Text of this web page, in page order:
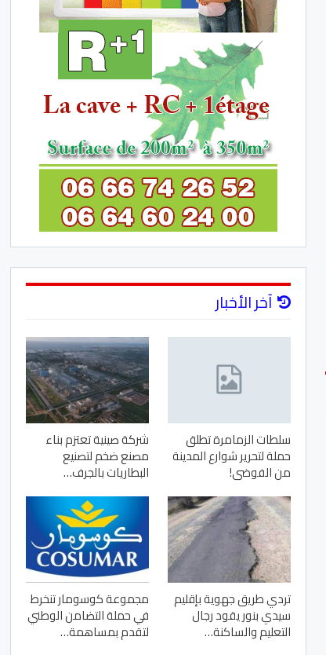
آخر الأخبار
سلطات الزمامرة تطلق
حملة لتحرير شوارع المدينة
من الفوضى!
شركة صينية تعتزم بناء
مصنع ضخم لتصنيع
البطاريات بالجرف…
تردي طريق جهوية بإقليم
سيدي بنور يقود رجال
التعليم والساكنة…
مجموعة كوسومار تنخرط
في حملة التضامن الوطني
لتقدم بمساهمة…